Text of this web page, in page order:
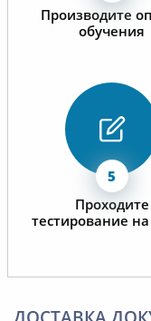
Производите
обучения
Проходите
тестирование на